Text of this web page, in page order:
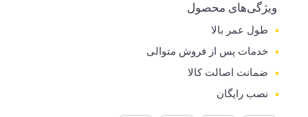
ویژگی‌های محصول
طول عمر بالا
خدمات پس از فروش متوالی
ضمانت اصالت کالا
نصب رایگان